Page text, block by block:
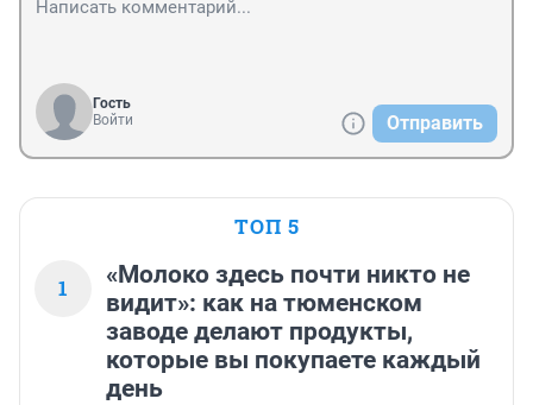
Гость
Войти
Отправить
ТОП 5
1
«Молоко здесь почти никто не
видит»: как на тюменском
заводе делают продукты,
которые вы покупаете каждый
день